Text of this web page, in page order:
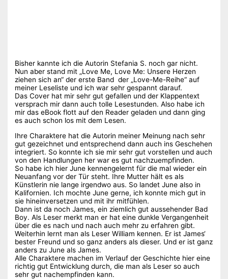
Bisher kannte ich die Autorin Stefania S. noch gar nicht.
Nun aber stand mit „Love Me, Love Me: Unsere Herzen
ziehen sich an“ der erste Band der „Love-Me-Reihe“ auf
meiner Leseliste und ich war sehr gespannt darauf.
Das Cover hat mir sehr gut gefallen und der Klappentext
versprach mir dann auch tolle Lesestunden. Also habe ich
mir das eBook flott auf den Reader geladen und dann ging
es auch schon los mit dem Lesen.
Ihre Charaktere hat die Autorin meiner Meinung nach sehr
gut gezeichnet und entsprechend dann auch ins Geschehen
integriert. So konnte ich sie mir sehr gut vorstellen und auch
von den Handlungen her war es gut nachzuempfinden.
So habe ich hier June kennengelernt für die mal wieder ein
Neuanfang vor der Tür steht. Ihre Mutter hält es als
Künstlerin nie lange irgendwo aus. So landet June also in
Kalifornien. Ich mochte June gerne, ich konnte mich gut in
sie hineinversetzen und mit ihr mitfühlen.
Dann ist da noch James, ein ziemlich gut aussehender Bad
Boy. Als Leser merkt man er hat eine dunkle Vergangenheit
über die es nach und nach auch mehr zu erfahren gibt.
Weiterhin lernt man als Leser William kennen. Er ist James‘
bester Freund und so ganz anders als dieser. Und er ist ganz
anders zu June als James.
Alle Charaktere machen im Verlauf der Geschichte hier eine
richtig gut Entwicklung durch, die man als Leser so auch
sehr gut nachempfinden kann.